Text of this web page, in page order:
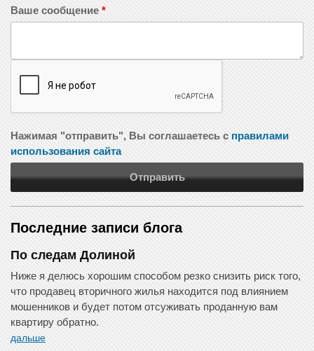
Ваше сообщение *
Нажимая "отправить", Вы соглашаетесь с правилами
использования сайта
Отправить
Последние записи блога
По следам Долиной
Ниже я делюсь хорошим способом резко снизить риск того,
что продавец вторичного жилья находится под влиянием
мошенников и будет потом отсуживать проданную вам
квартиру обратно.
дальше